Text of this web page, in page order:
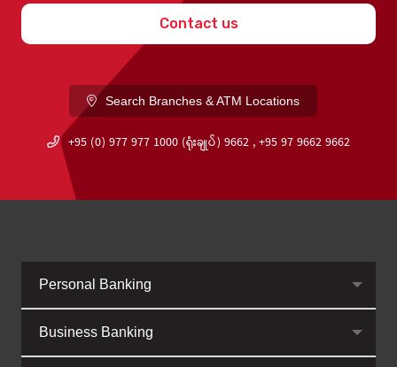
Contact us
Search Branches & ATM Locations
+95 (0) 977 977 1000 (ရုံးချုပ်) 9662 , +95 97 9662 9662
Personal Banking
Business Banking